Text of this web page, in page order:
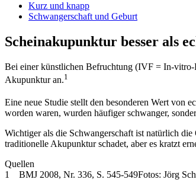
Kurz und knapp
Schwangerschaft und Geburt
Scheinakupunktur besser als
Bei einer künstlichen Befruchtung (IVF = In-
Akupunktur an.1
Eine neue Studie stellt den besonderen Wert von
worden waren, wurden häufiger schwanger,
Wichtiger als die Schwangerschaft ist natürlich
traditionelle Akupunktur schadet, aber es kratzt
Quellen
1 BMJ 2008, Nr. 336, S. 545-549Fotos: Jörg